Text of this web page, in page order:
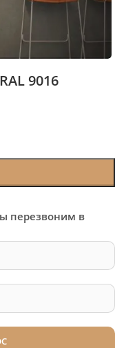
9016
перезвоним в